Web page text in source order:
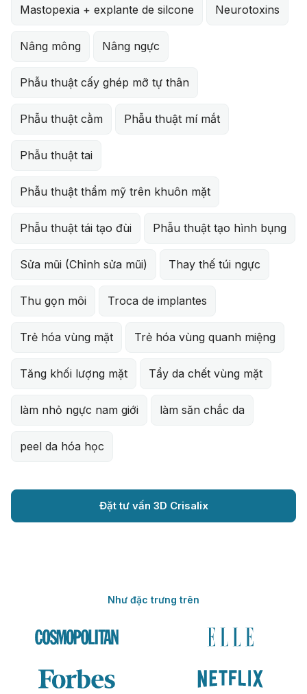
Mastopexia + explante de silcone Neurotoxins
Nâng mông Nâng ngực
Phẫu thuật cấy ghép mỡ tự thân
Phẫu thuật cằm Phẫu thuật mí mắt
Phẫu thuật tai
Phẫu thuật thẩm mỹ trên khuôn mặt
Phẫu thuật tái tạo đùi Phẫu thuật tạo hình bụng
Sửa mũi (Chỉnh sửa mũi) Thay thế túi ngực
Thu gọn môi Troca de implantes
Trẻ hóa vùng mặt Trẻ hóa vùng quanh miệng
Tăng khối lượng mặt Tẩy da chết vùng mặt
làm nhỏ ngực nam giới làm săn chắc da
peel da hóa học
Đặt tư vấn 3D Crisalix
Như đặc trưng trên